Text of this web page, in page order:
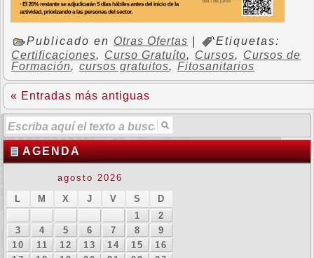
Publicado en Otras Ofertas
Etiquetas:
Certificaciones, Curso Gratuíto, Cursos, Cursos de
Formación, cursos gratuitos, Fitosanitarios
« Entradas más antiguas
AGENDA
agosto 2026
L
M X J V S D
1
2
3
4 5 6 7 8
9
10
11 12 13 14 15
16